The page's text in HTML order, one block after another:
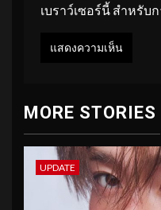
เบราว์เซอร์นี้ สำหรับ
MORE STORIES
UPDATE